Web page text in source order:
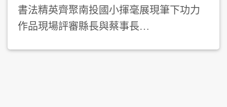
書法精英齊聚南投國小揮毫展現筆下功力
作品現場評審縣長與蔡事長…